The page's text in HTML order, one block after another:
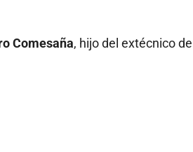
Comesaña, hijo del extécnico